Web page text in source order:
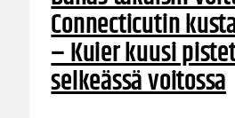
Connecticutin
– Kuier kuusi
selkeässä voitossa